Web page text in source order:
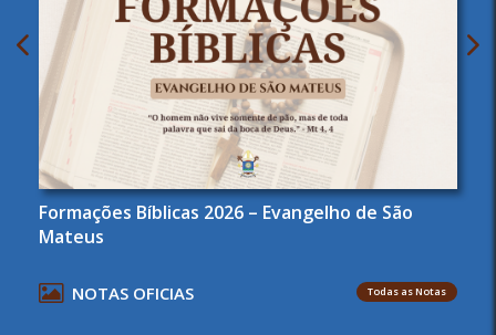
Formações Bíblicas 2026 – Evangelho de São
Mateus
NOTAS OFICIAS Todas as Notas